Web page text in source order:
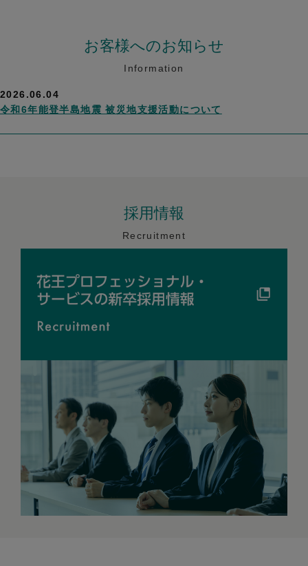
お客様へのお知らせ
Information
2026.06.04
令和6年能登半島地震 被災地支援活動について
採用情報
Recruitment